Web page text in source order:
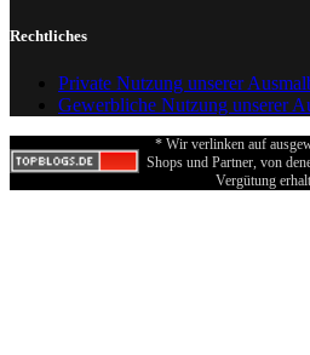
Rechtliches
Private Nutzung unserer
Gewerbliche Nutzung unserer
* Wir verlinken auf
Shops und Partner, von
Vergütung